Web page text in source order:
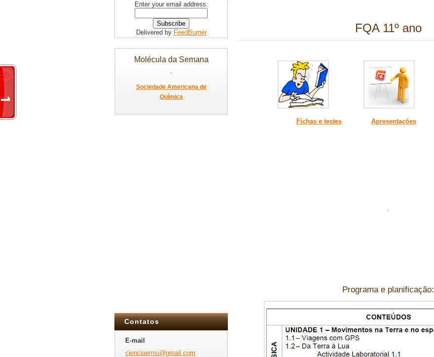
FQA 11º ano
Fichase testes Apresentações
Programa e planificação:
Enter your email address:
Delivered by FeedBurner
Molécula da Semana
Sociedade Americana de
Química
Contatos
E-mail
cienciaemsi@gmai l.com